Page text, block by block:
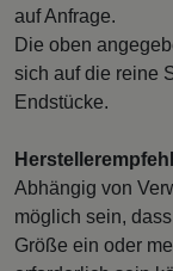
auf Anfrage.
Die oben
sich auf die reine
Endstücke.
Abhängig von
möglich sein,
Größe ein oder